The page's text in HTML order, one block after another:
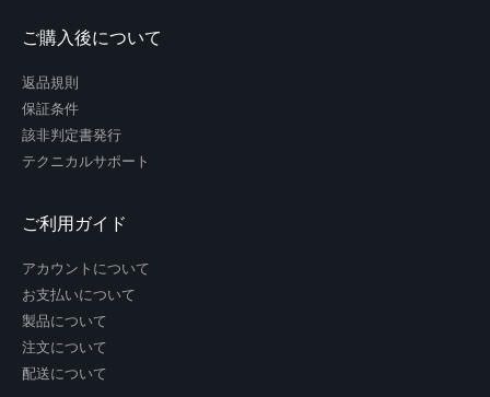
ご購入後について
返品規則
保証条件
該非判定書発行
テクニカルサポート
ご利用ガイド
アカウントについて
お支払いについて
製品について
注文について
配送について